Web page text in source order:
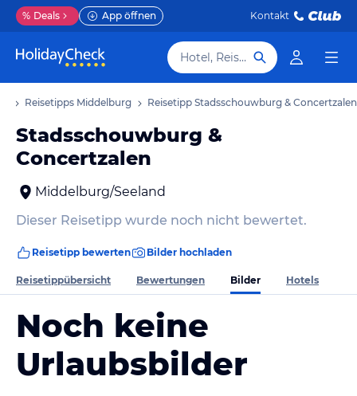
% Deals App öffnen Kontakt
Hotel, Reiseziel
Reisetipps Middelburg Reisetipp Stadsschouwburg & Concertzalen
Stadsschouwburg &
Concertzalen
Middelburg/Seeland
Dieser Reisetipp wurde noch nicht bewertet.
Reisetipp bewerten Bilder hochladen
Reisetippübersicht Bewertungen Bilder Hotels
Noch keine
Urlaubsbilder